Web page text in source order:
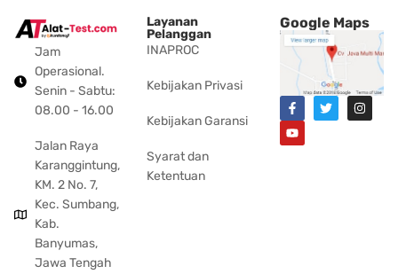
Jam
Operasional.
Senin - Sabtu:
08.00 - 16.00
Jalan Raya
Karanggintung,
KM. 2 No. 7,
Kec. Sumbang,
Kab.
Banyumas,
Jawa Tengah
Layanan
Pelanggan
INAPROC
Kebijakan Privasi
Kebijakan Garansi
Syarat dan
Ketentuan
Google Maps